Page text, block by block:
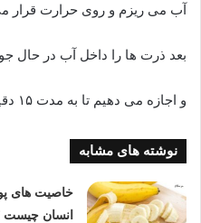
آب می ریزم و روی حرارت قرار
بعد ذرت ها را داخل آب در حال
و اجازه می دهیم تا به مدت ۱۵ دقیقه آبپز شوند.
نوشته های مشابه
خاصیت های
انسان چیست